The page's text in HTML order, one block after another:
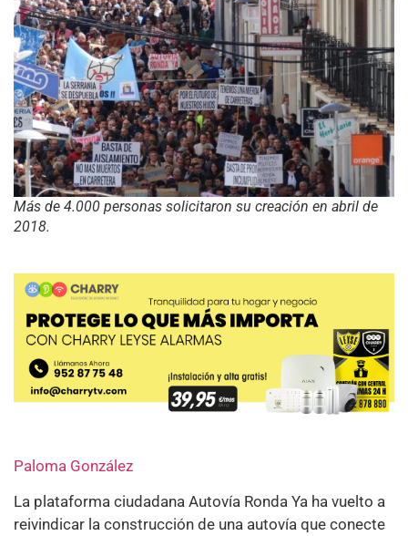
Más de 4.000 personas solicitaron su creación en abril de
2018.
Paloma González
La plataforma ciudadana Autovía Ronda Ya ha vuelto a
reivindicar la construcción de una autovía que conecte